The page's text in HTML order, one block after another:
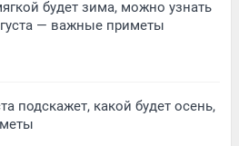
будет зима, можно узнать
— важные приметы
подскажет, какой будет осень,